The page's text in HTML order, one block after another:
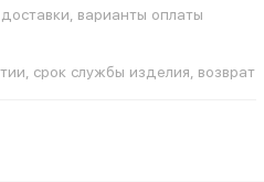
варианты оплаты
срок службы изделия, возврат